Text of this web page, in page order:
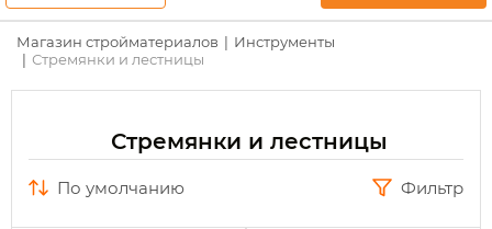
Магазин стройматериалов
Инструменты
Стремянки и лестницы
Стремянки и лестницы
по умолчанию Фильтр